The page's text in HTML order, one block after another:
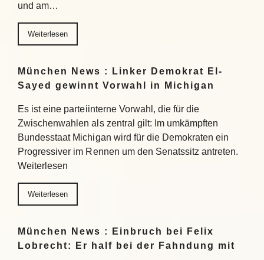
und am…
Weiterlesen
München News : Linker Demokrat El-
Sayed gewinnt Vorwahl in Michigan
Es ist eine parteiinterne Vorwahl, die für die
Zwischenwahlen als zentral gilt: Im umkämpften
Bundesstaat Michigan wird für die Demokraten ein
Progressiver im Rennen um den Senatssitz antreten.
Weiterlesen
Weiterlesen
München News : Einbruch bei Felix
Lobrecht: Er half bei der Fahndung mit